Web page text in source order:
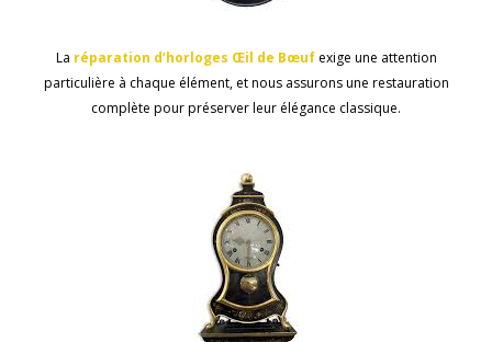
La réparation d’horloges Œil de Bœufexige une attention
particulière à chaque élément, et nous assurons une restauration
complète pour préserver leur élégance classique.